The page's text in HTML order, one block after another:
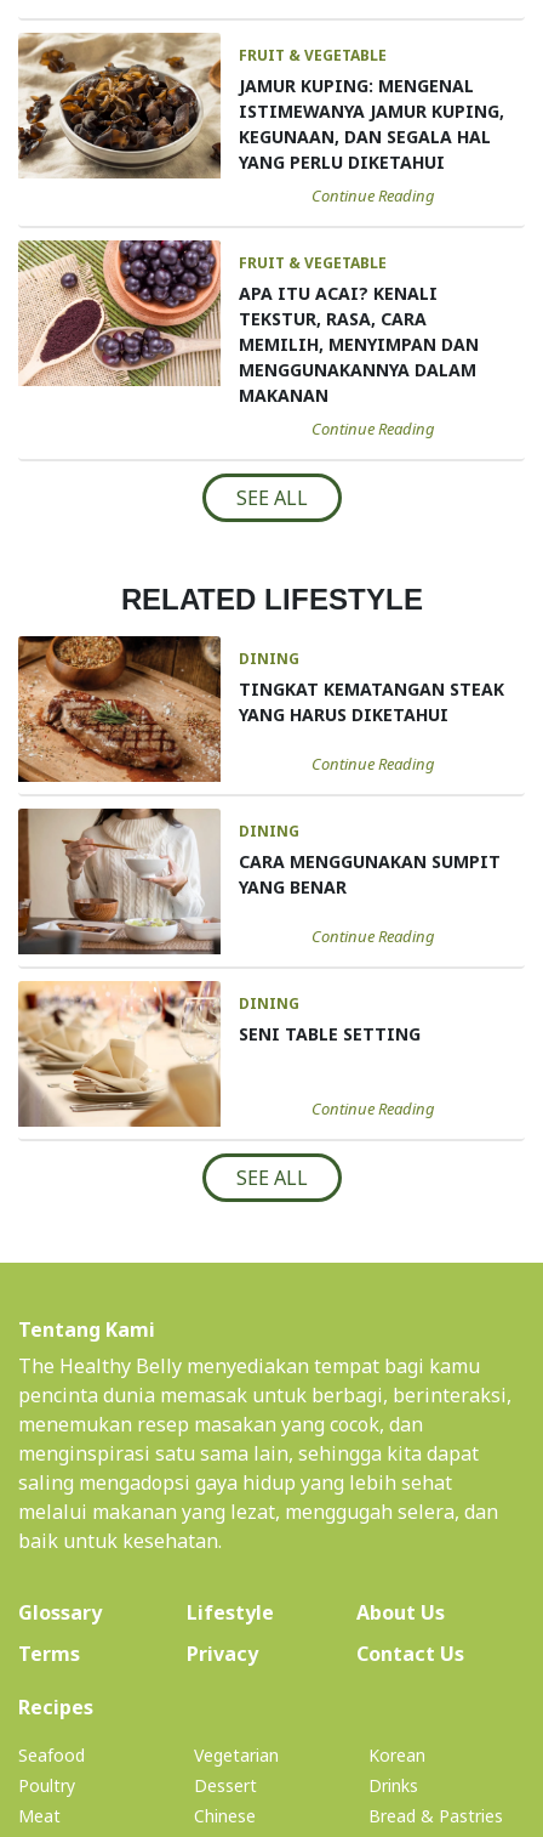
FRUIT & VEGETABLE
JAMUR KUPING: MENGENAL
ISTIMEWANYA JAMUR KUPING,
KEGUNAAN, DAN SEGALA HAL
YANG PERLU DIKETAHUI
Continue Reading
FRUIT & VEGETABLE
APA ITU ACAI? KENALI
TEKSTUR, RASA, CARA
MEMILIH, MENYIMPAN DAN
MENGGUNAKANNYA DALAM
MAKANAN
Continue Reading
SEE ALL
RELATED LIFESTYLE
DINING
TINGKAT KEMATANGAN STEAK
YANG HARUS DIKETAHUI
Continue Reading
DINING
CARA MENGGUNAKAN SUMPIT
YANG BENAR
Continue Reading
DINING
SENI TABLE SETTING
Continue Reading
SEE ALL
Tentang Kami
The Healthy Belly menyediakan tempat bagi kamu
pencinta dunia memasak untuk berbagi, berinteraksi,
menemukan resep masakan yang cocok, dan
menginspirasi satu sama lain, sehingga kita dapat
saling mengadopsi gaya hidup yang lebih sehat
melalui makanan yang lezat, menggugah selera, dan
baik untuk kesehatan.
Glossary Lifestyle About Us(current)
Terms
Privacy
Contact Us
Recipes(current)
Seafood
Poultry
Meat
Vegetarian
Dessert
Chinese
Korean
Drinks
Bread & Pastries